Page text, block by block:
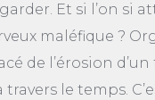
Et si l’on si
maléfique ?
de l’érosion
le temps.